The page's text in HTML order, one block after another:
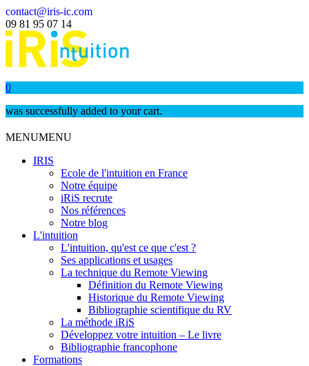
contact@iris-ic.com
09 81 95 07 14
0
was successfully added to your cart.
MENUMENU
IRIS
Ecole de l'intuition en France
Notre équipe
iRiS recrute
Nos références
Notre blog
L'intuition
L'intuition, qu'est ce que c'est ?
Ses applications et usages
La technique du Remote Viewing
Définition du Remote Viewing
Historique du Remote Viewing
Bibliographie scientifique du RV
La méthode iRiS
Développez votre intuition – Le livre
Bibliographie francophone
Formations